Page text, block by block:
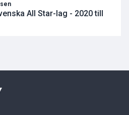
All Star-lag - 2020 till